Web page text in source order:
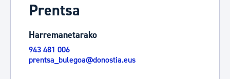
Prentsa
Harremanetarako
943 481 006
prentsa_bulegoa@donostia.eus